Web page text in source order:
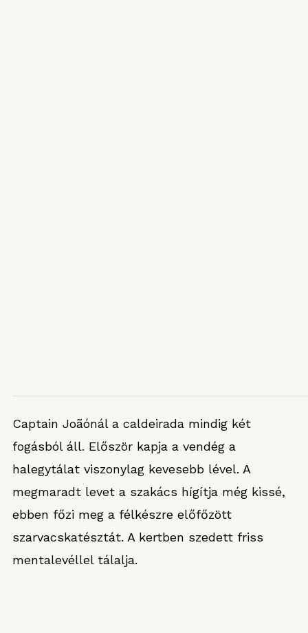
Captain Joãónál a caldeirada mindig két
fogásból áll. Először kapja a vendég a
halegytálat viszonylag kevesebb lével. A
megmaradt levet a szakács hígítja még kissé,
ebben főzi meg a félkészre előfőzött
szarvacskatésztát. A kertben szedett friss
mentalevéllel tálalja.